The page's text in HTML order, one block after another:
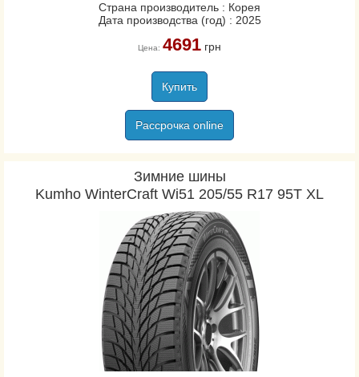
Страна производитель : Корея
Дата производства (год) : 2025
Цена: 4691грн
Купить
Рассрочка online
Зимние шины
Kumho WinterCraft Wi51 205/55 R17 95T XL